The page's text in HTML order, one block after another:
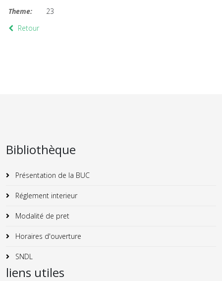
Theme:
23
Retour
Bibliothèque
Présentation de la BUC
Réglement interieur
Modalité de pret
Horaires d'ouverture
SNDL
liens utiles